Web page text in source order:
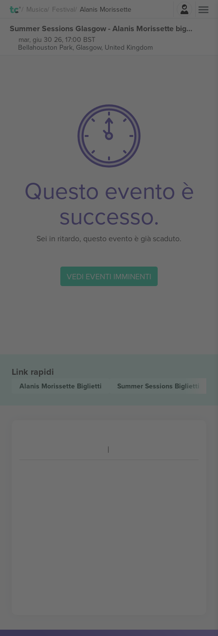
Musica Festival Alanis MorissetteAccesso
Summer Sessions Glasgow - Alanis Morissette biglietti
mar, giu 30 26, 17:00 BST
Bellahouston Park, Glasgow, United Kingdom
Questo evento è
successo.
Sei in ritardo, questo evento è già scaduto.
VEDI EVENTI IMMINENTI
Link rapidi
Alanis Morissette Biglietti Summer Sessions Biglietti